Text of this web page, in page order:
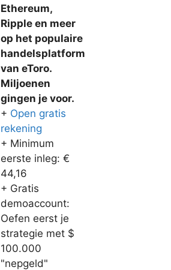
Ethereum,
Ripple en meer
op het populaire
handelsplatform
van eToro.
Miljoenen
gingen je voor.
+ Open gratis
rekening
+ Minimum
eerste inleg: €
44,16
+ Gratis
demoaccount:
Oefen eerst je
strategie met $
100.000
"nepgeld"